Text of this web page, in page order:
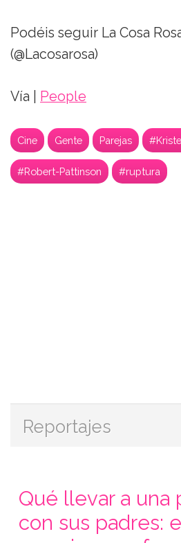
Podéis seguir La Cosa
(@Lacosarosa)
Vía | People
Cine Gente Parejas
#Robert-Pattinson #ruptura
Reportajes
Qué llevar a una
con sus padres: